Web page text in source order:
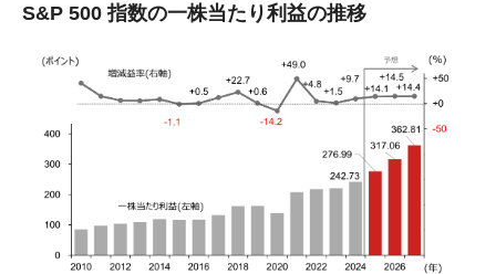
S&P 500 指数の一株当たり利益の推移